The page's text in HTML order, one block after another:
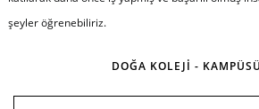
şeyler öğrenebiliriz.
DOĞA KOLEJİ -